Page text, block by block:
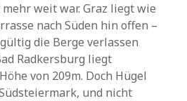
weit war. Graz liegt wie
nach Süden hin offen –
die Berge verlassen
Radkersburg liegt
von 209m. Doch Hügel
und nicht